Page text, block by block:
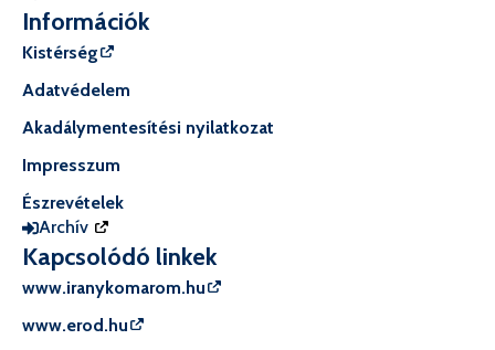
Információk
Kistérség
Adatvédelem
Akadálymentesítési nyilatkozat
Impresszum
Észrevételek
Archív
Kapcsolódó linkek
www.iranykomarom.hu
www.erod.hu